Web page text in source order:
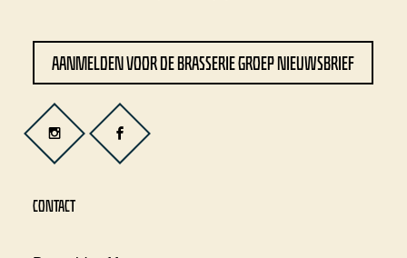
AANMELDEN VOOR DE BRASSERIE GROEP NIEUWSBRIEF
CONTACT